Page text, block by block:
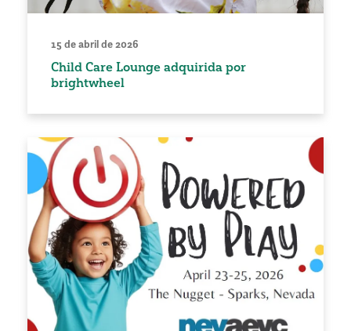
15 de abril de 2026
Child Care Lounge adquirida por
brightwheel